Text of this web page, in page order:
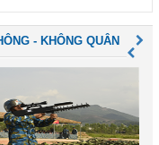
- KHÔNG QUÂN